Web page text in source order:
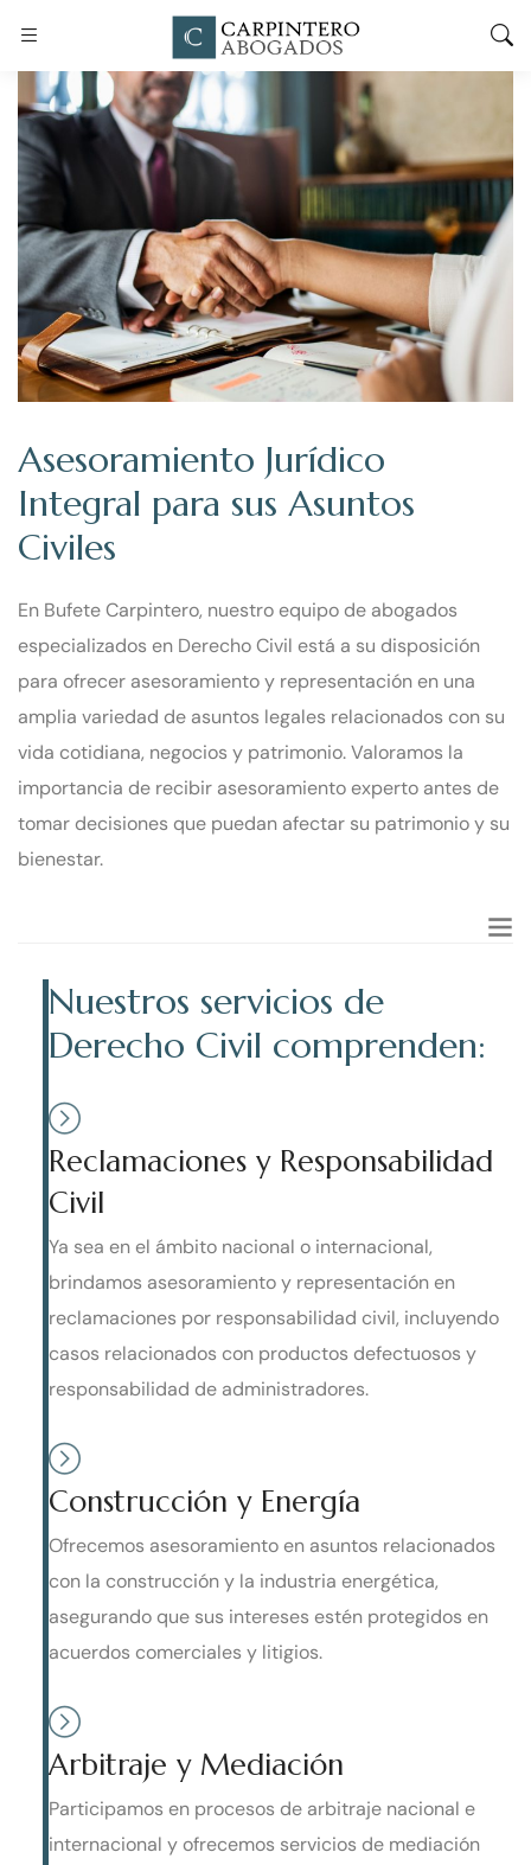
Asesoramiento Jurídico
Integral para sus Asuntos
Civiles
En Bufete Carpintero, nuestro equipo de abogados
especializados en Derecho Civil está a su disposición
para ofrecer asesoramiento y representación en una
amplia variedad de asuntos legales relacionados con su
vida cotidiana, negocios y patrimonio. Valoramos la
importancia de recibir asesoramiento experto antes de
tomar decisiones que puedan afectar su patrimonio y su
bienestar.
Nuestros servicios de
Derecho Civil comprenden:
Reclamaciones y Responsabilidad
Civil
Ya sea en el ámbito nacional o internacional,
brindamos asesoramiento y representación en
reclamaciones por responsabilidad civil, incluyendo
casos relacionados con productos defectuosos y
responsabilidad de administradores.
Construcción y Energía
Ofrecemos asesoramiento en asuntos relacionados
con la construcción y la industria energética,
asegurando que sus intereses estén protegidos en
acuerdos comerciales y litigios.
Arbitraje y Mediación
Participamos en procesos de arbitraje nacional e
internacional y ofrecemos servicios de mediación